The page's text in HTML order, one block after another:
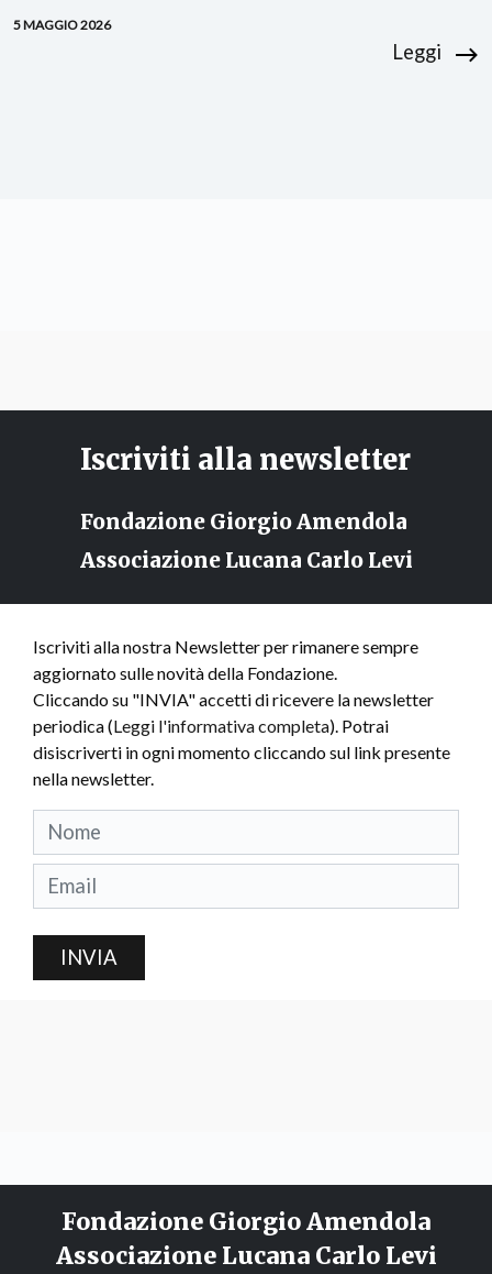
5 MAGGIO 2026
Leggi
Iscriviti alla newsletter
Fondazione Giorgio Amendola
Associazione Lucana Carlo Levi
Iscriviti alla nostra Newsletter per rimanere sempre
aggiornato sulle novità della Fondazione.
Cliccando su "INVIA" accetti di ricevere la newsletter
periodica (Leggi l'informativa completa). Potrai
disiscriverti in ogni momento cliccando sul link presente
nella newsletter.
INVIA
Fondazione Giorgio Amendola
Associazione Lucana Carlo Levi